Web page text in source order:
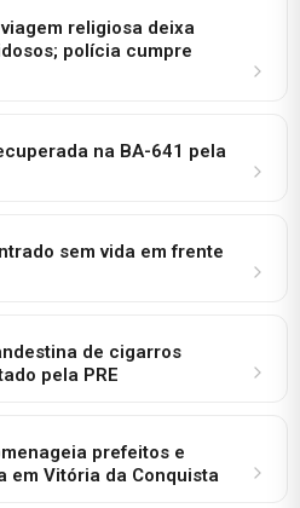
religiosa deixa
polícia cumpre
na BA-641 pela
sem vida em frente
de cigarros
pela PRE
prefeitos e
em Vitória da Conquista